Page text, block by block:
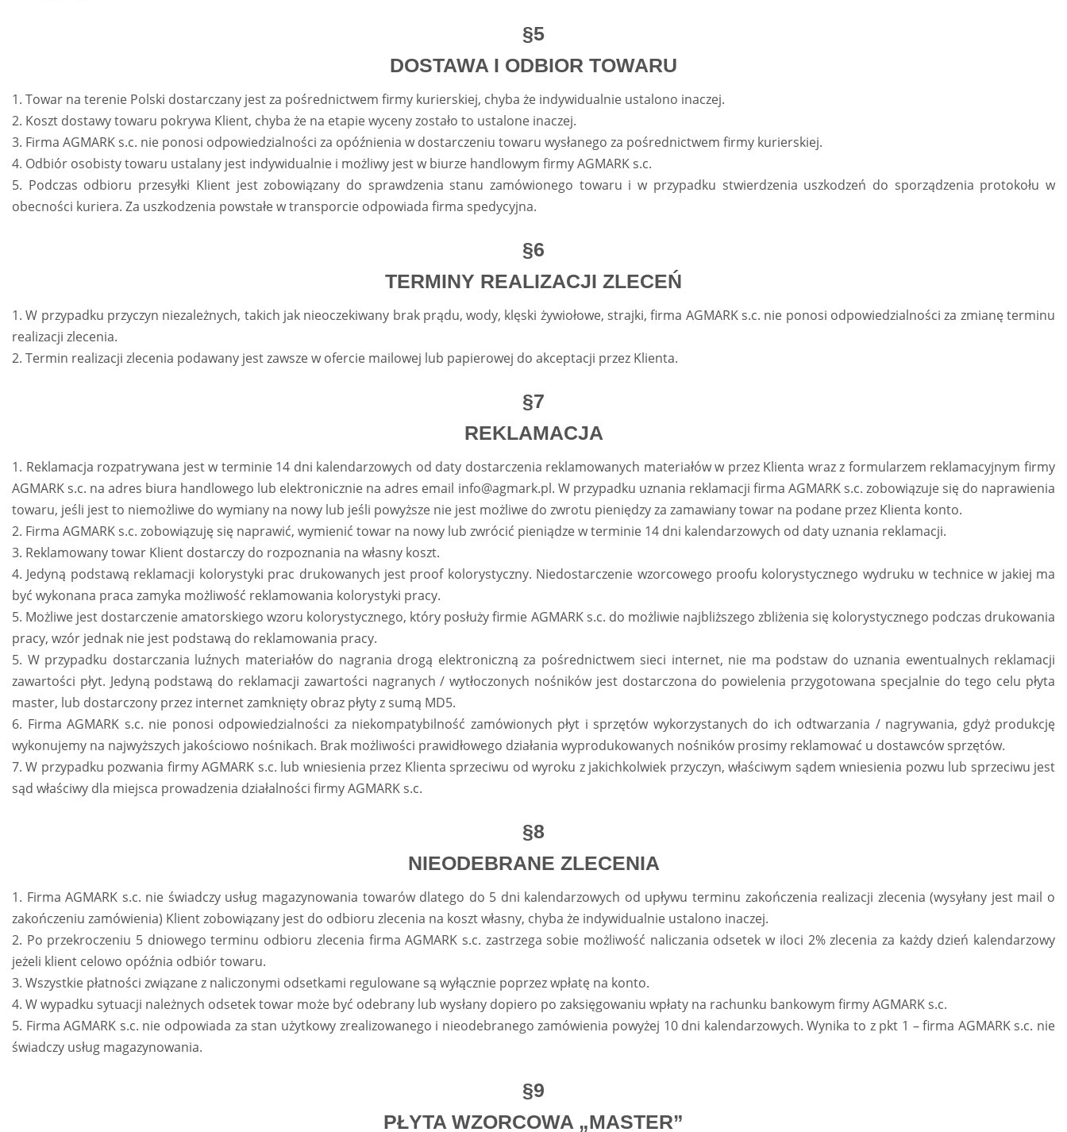
§5
DOSTAWA I ODBIOR TOWARU
1. Towar na terenie Polski dostarczany jest za pośrednictwem firmy kurierskiej, chyba że indywidualnie ustalono inaczej.
2. Koszt dostawy towaru pokrywa Klient, chyba że na etapie wyceny zostało to ustalone inaczej.
3. Firma AGMARK s.c. nie ponosi odpowiedzialności za opóźnienia w dostarczeniu towaru wysłanego za pośrednictwem firmy kurierskiej.
4. Odbiór osobisty towaru ustalany jest indywidualnie i możliwy jest w biurze handlowym firmy AGMARK s.c.
5. Podczas odbioru przesyłki Klient jest zobowiązany do sprawdzenia stanu zamówionego towaru i w przypadku stwierdzenia uszkodzeń do sporządzenia protokołu w
obecności kuriera. Za uszkodzenia powstałe w transporcie odpowiada firma spedycyjna.
§6
TERMINY REALIZACJI ZLECEŃ
1. W przypadku przyczyn niezależnych, takich jak nieoczekiwany brak prądu, wody, klęski żywiołowe, strajki, firma AGMARK s.c. nie ponosi odpowiedzialności za zmianę terminu
realizacji zlecenia.
2. Termin realizacji zlecenia podawany jest zawsze w ofercie mailowej lub papierowej do akceptacji przez Klienta.
§7
REKLAMACJA
1. Reklamacja rozpatrywana jest w terminie 14 dni kalendarzowych od daty dostarczenia reklamowanych materiałów w przez Klienta wraz z formularzem reklamacyjnym firmy
AGMARK s.c. na adres biura handlowego lub elektronicznie na adres email info@agmark.pl. W przypadku uznania reklamacji firma AGMARK s.c. zobowiązuje się do naprawienia
towaru, jeśli jest to niemożliwe do wymiany na nowy lub jeśli powyższe nie jest możliwe do zwrotu pieniędzy za zamawiany towar na podane przez Klienta konto.
2. Firma AGMARK s.c. zobowiązuję się naprawić, wymienić towar na nowy lub zwrócić pieniądze w terminie 14 dni kalendarzowych od daty uznania reklamacji.
3. Reklamowany towar Klient dostarczy do rozpoznania na własny koszt.
4. Jedyną podstawą reklamacji kolorystyki prac drukowanych jest proof kolorystyczny. Niedostarczenie wzorcowego proofu kolorystycznego wydruku w technice w jakiej ma
być wykonana praca zamyka możliwość reklamowania kolorystyki pracy.
5. Możliwe jest dostarczenie amatorskiego wzoru kolorystycznego, który posłuży firmie AGMARK s.c. do możliwie najbliższego zbliżenia się kolorystycznego podczas drukowania
pracy, wzór jednak nie jest podstawą do reklamowania pracy.
5. W przypadku dostarczania luźnych materiałów do nagrania drogą elektroniczną za pośrednictwem sieci internet, nie ma podstaw do uznania ewentualnych reklamacji
zawartości płyt. Jedyną podstawą do reklamacji zawartości nagranych / wytłoczonych nośników jest dostarczona do powielenia przygotowana specjalnie do tego celu płyta
master, lub dostarczony przez internet zamknięty obraz płyty z sumą MD5.
6. Firma AGMARK s.c. nie ponosi odpowiedzialności za niekompatybilność zamówionych płyt i sprzętów wykorzystanych do ich odtwarzania / nagrywania, gdyż produkcję
wykonujemy na najwyższych jakościowo nośnikach. Brak możliwości prawidłowego działania wyprodukowanych nośników prosimy reklamować u dostawców sprzętów.
7. W przypadku pozwania firmy AGMARK s.c. lub wniesienia przez Klienta sprzeciwu od wyroku z jakichkolwiek przyczyn, właściwym sądem wniesienia pozwu lub sprzeciwu jest
sąd właściwy dla miejsca prowadzenia działalności firmy AGMARK s.c.
§8
NIEODEBRANE ZLECENIA
1. Firma AGMARK s.c. nie świadczy usług magazynowania towarów dlatego do 5 dni kalendarzowych od upływu terminu zakończenia realizacji zlecenia (wysyłany jest mail o
zakończeniu zamówienia) Klient zobowiązany jest do odbioru zlecenia na koszt własny, chyba że indywidualnie ustalono inaczej.
2. Po przekroczeniu 5 dniowego terminu odbioru zlecenia firma AGMARK s.c. zastrzega sobie możliwość naliczania odsetek w iloci 2% zlecenia za każdy dzień kalendarzowy
jeżeli klient celowo opóźnia odbiór towaru.
3. Wszystkie płatności związane z naliczonymi odsetkami regulowane są wyłącznie poprzez wpłatę na konto.
4. W wypadku sytuacji należnych odsetek towar może być odebrany lub wysłany dopiero po zaksięgowaniu wpłaty na rachunku bankowym firmy AGMARK s.c.
5. Firma AGMARK s.c. nie odpowiada za stan użytkowy zrealizowanego i nieodebranego zamówienia powyżej 10 dni kalendarzowych. Wynika to z pkt 1 – firma AGMARK s.c. nie
świadczy usług magazynowania.
§9
PŁYTA WZORCOWA „MASTER”